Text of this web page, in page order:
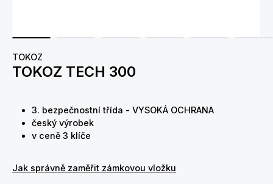
TOKOZ
TOKOZ TECH 300
3. bezpečnostní třída - VYSOKÁ OCHRANA
český výrobek
v ceně 3 klíče
Jak správně zaměřit zámkovou vložku